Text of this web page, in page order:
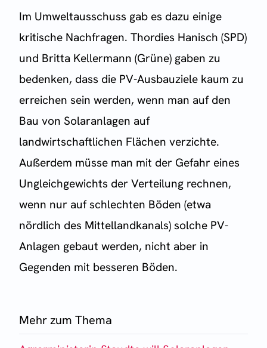
Im Umweltausschuss gab es dazu einige
kritische Nachfragen. Thordies Hanisch (SPD)
und Britta Kellermann (Grüne) gaben zu
bedenken, dass die PV-Ausbauziele kaum zu
erreichen sein werden, wenn man auf den
Bau von Solaranlagen auf
landwirtschaftlichen Flächen verzichte.
Außerdem müsse man mit der Gefahr eines
Ungleichgewichts der Verteilung rechnen,
wenn nur auf schlechten Böden (etwa
nördlich des Mittellandkanals) solche PV-
Anlagen gebaut werden, nicht aber in
Gegenden mit besseren Böden.
Mehr zum Thema